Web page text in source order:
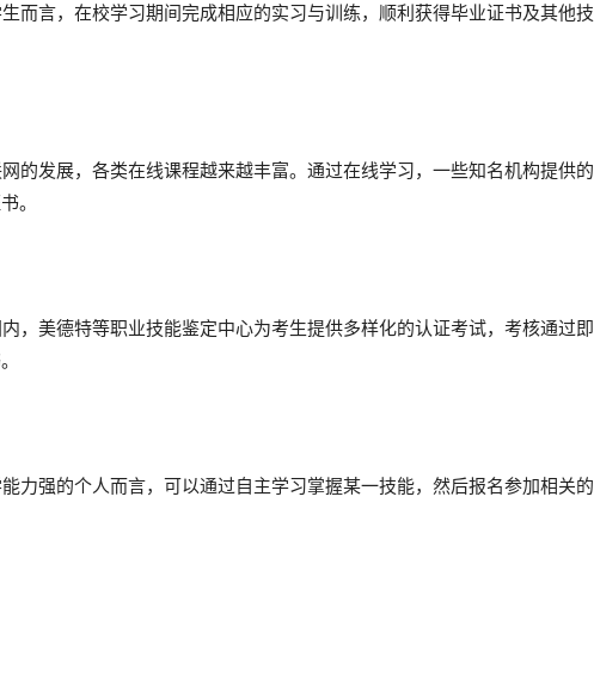
而言，在校学习期间完成相应的实习与训练，顺利获得毕业证书及其他技
的发展，各类在线课程越来越丰富。通过在线学习，一些知名机构提供的
。
，美德特等职业技能鉴定中心为考生提供多样化的认证考试，考核通过即
力强的个人而言，可以通过自主学习掌握某一技能，然后报名参加相关的